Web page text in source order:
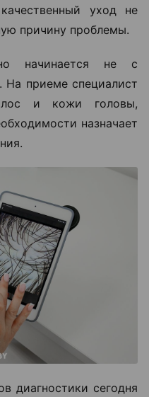
уход не
причину проблемы.
начинается не с
На приеме специалист
и кожи головы,
назначает
диагностики сегодня